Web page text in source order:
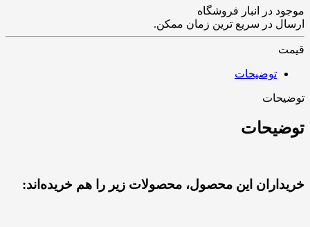
موجود در انبار فروشگاه
ارسال در سریع ترین زمان ممکن.
قیمت
توضیحات
توضیحات
توضیحات
خریداران این محصول، محصولات زیر را هم خریده‌اند: